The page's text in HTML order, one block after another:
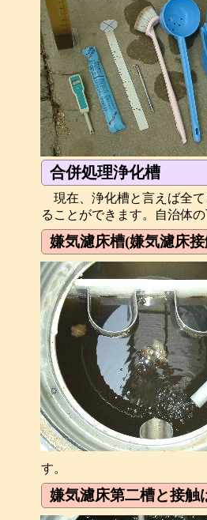
合併処理浄化槽
現在、浄化槽と言えば全
ることができます。自治体
嫌気濾床槽(嫌気濾床
す。
嫌気濾床第二槽と接触